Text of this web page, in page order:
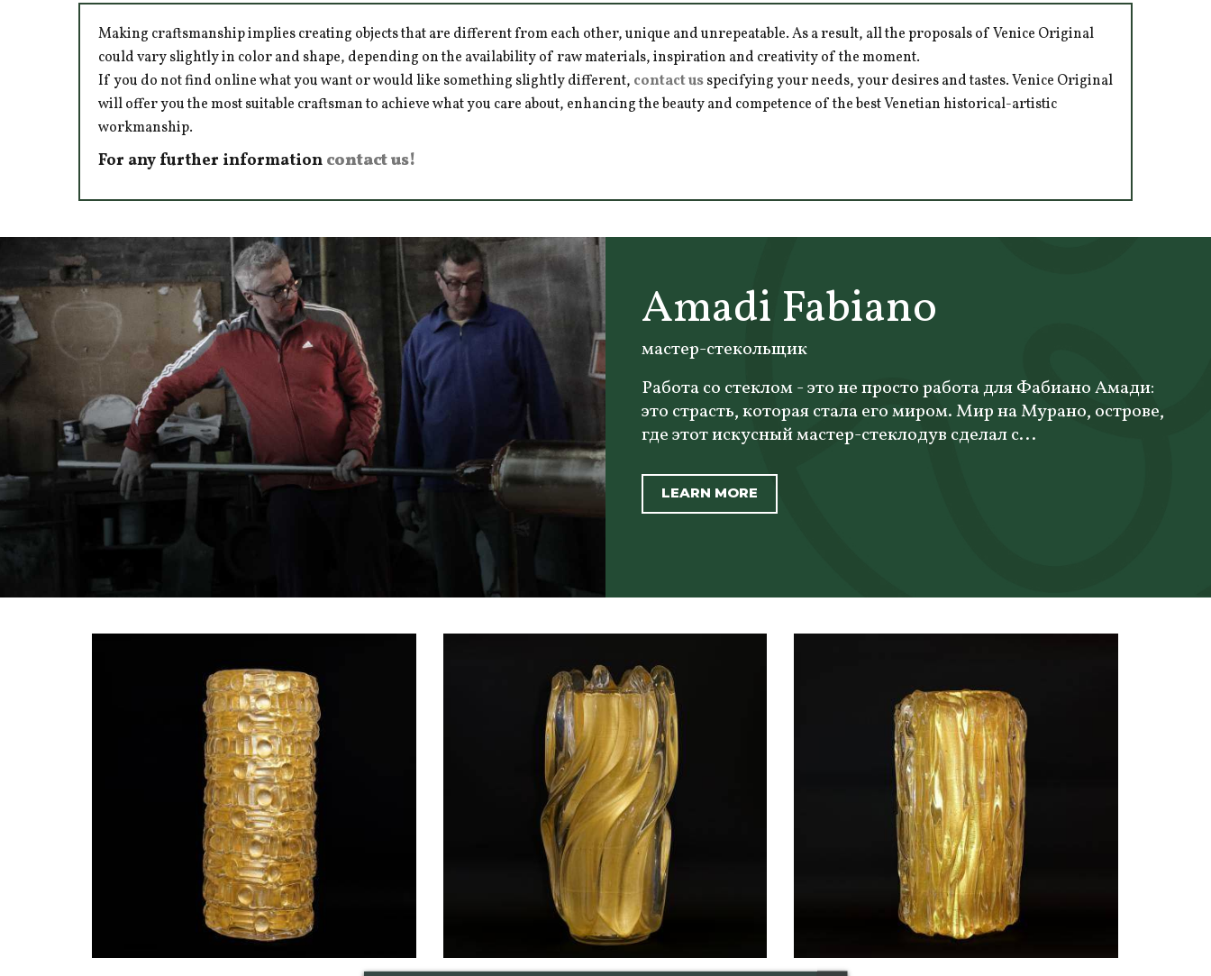
Making craftsmanship implies creating objects that are different from each other, unique and unrepeatable. As a result, all the proposals of Venice Original
could vary slightly in color and shape, depending on the availability of raw materials, inspiration and creativity of the moment.
If you do not find online what you want or would like something slightly different, contact usspecifying your needs, your desires and tastes. Venice Original
will offer you the most suitable craftsman to achieve what you care about, enhancing the beauty and competence of the best Venetian historical-artistic
workmanship.
For any further information contact us!
Amadi Fabiano
мастер-стекольщик
Работа со стеклом - это не просто работа для Фабиано Амади:
это страсть, которая стала его миром. Мир на Мурано, острове,
где этот искусный мастер-стеклодув сделал с...
LEARN MORE